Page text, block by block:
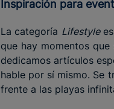
Inspiración para
La categoría Lifestylees
que hay momentos
dedicamos artículos
hable por sí mismo. Se
frente a las playas